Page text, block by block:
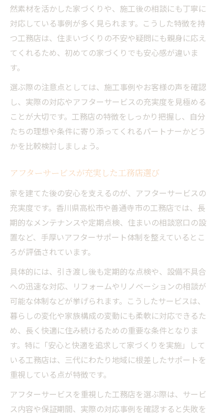
然素材を活かした家づくりや、施工後の相談にも丁寧に
対応している事例が多く見られます。こうした特徴を持
つ工務店は、住まいづくりの不安や疑問にも親身に応え
てくれるため、初めての家づくりでも安心感が違いま
す。
選ぶ際の注意点としては、施工事例やお客様の声を確認
し、実際の対応やアフターサービスの充実度を見極める
ことが大切です。工務店の特徴をしっかり把握し、自分
たちの理想や条件に寄り添ってくれるパートナーかどう
かを比較検討しましょう。
アフターサービスが充実した工務店選び
家を建てた後の安心を支えるのが、アフターサービスの
充実度です。香川県高松市や善通寺市の工務店では、長
期的なメンテナンスや定期点検、住まいの相談窓口の設
置など、手厚いアフターサポート体制を整えているとこ
ろが評価されています。
具体的には、引き渡し後も定期的な点検や、設備不具合
への迅速な対応、リフォームやリノベーションの相談が
可能な体制などが挙げられます。こうしたサービスは、
暮らしの変化や家族構成の変動にも柔軟に対応できるた
め、長く快適に住み続けるための重要な条件となりま
す。特に「安心と快適を追求して家づくりを実施」して
いる工務店は、三代にわたり地域に根差したサポートを
重視している点が特徴です。
アフターサービスを重視した工務店を選ぶ際は、サービ
ス内容や保証期間、実際の対応事例を確認すると失敗を